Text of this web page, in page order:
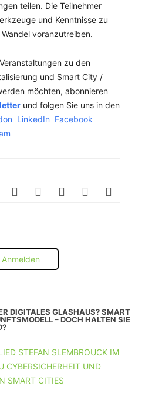
teilen. Die Teilnehmer
und Kenntnisse zu
voranzutreiben.
zu den
und Smart City /
möchten, abonnieren
und folgen Sie uns in den
LinkedIn Facebook
Anmelden
DIGITALES GLASHAUS? SMART
– DOCH HALTEN SIE
STEFAN SLEMBROUCK IM
CYBERSICHERHEIT UND
SMART CITIES